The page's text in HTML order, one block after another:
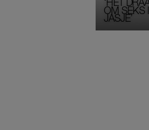
OM SEKS
JASJE’